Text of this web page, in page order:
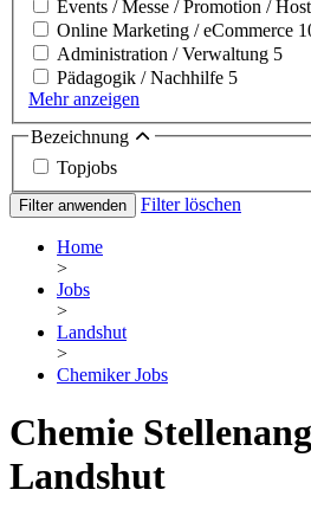
Events / Messe / Promotion /
Online Marketing / eCommerce
Administration / Verwaltung 5
Pädagogik / Nachhilfe 5
Mehr anzeigen
Bezeichnung
Topjobs
Filter anwenden Filter löschen
Home
>
Jobs
>
Landshut
>
Chemiker Jobs
Chemie
Landshut